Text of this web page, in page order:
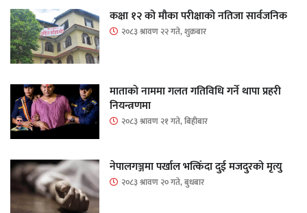
कक्षा १२ को मौका परीक्षाको नतिजा सार्वजनिक
२०८३ श्रावण २२ गते, शुक्रबार
माताकाे नाममा गलत गतिविधि गर्ने थापा प्रहरी
नियन्त्रणमा
२०८३ श्रावण २१ गते, बिहीबार
नेपालगञ्जमा पर्खाल भत्किँदा दुई मजदुरको मृत्यु
२०८३ श्रावण २० गते, बुधबार